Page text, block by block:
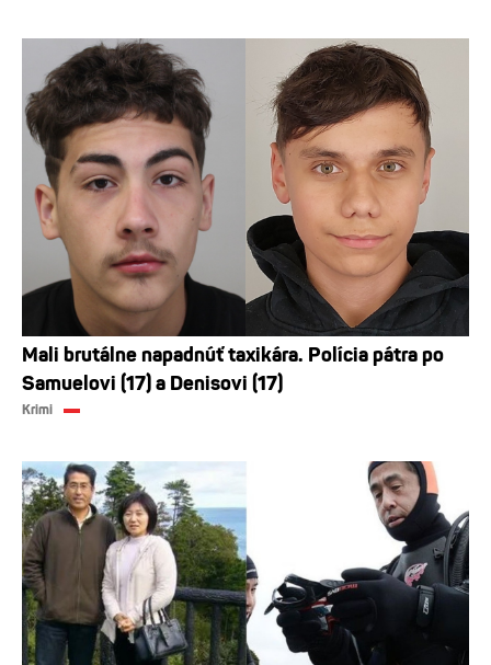
Mali brutálne napadnúť taxikára. Polícia pátra po
Samuelovi (17) a Denisovi (17)
Krimi